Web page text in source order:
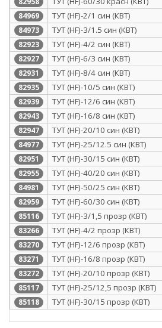
84969 ТУТ (HF)-2/1 син (КВТ)
84973 ТУТ (HF)-3/1.5 син (КВТ)
82923 ТУТ (HF)-4/2 син (КВТ)
82927 ТУТ (HF)-6/3 син (КВТ)
82931 ТУТ (HF)-8/4 син (КВТ)
82935 ТУТ (HF)-10/5 син (КВТ)
82939 ТУТ (HF)-12/6 син (КВТ)
82943 ТУТ (HF)-16/8 син (КВТ)
82947 ТУТ (HF)-20/10 син (КВТ)
84977 ТУТ (HF)-25/12.5 син (КВТ)
82951 ТУТ (HF)-30/15 син (КВТ)
82955 ТУТ (HF)-40/20 син (КВТ)
84981 ТУТ (HF)-50/25 син (КВТ)
82959 ТУТ (HF)-60/30 син (КВТ)
85116 ТУТ (HF)-3/1,5 прозр (КВТ)
83266 ТУТ (HF)-4/2 прозр (КВТ)
83270 ТУТ (HF)-12/6 прозр (КВТ)
83271 ТУТ (HF)-16/8 прозр (КВТ)
83272 ТУТ (HF)-20/10 прозр (КВТ)
85117 ТУТ (HF)-25/12,5 прозр (КВТ)
85118 ТУТ (HF)-30/15 прозр (КВТ)